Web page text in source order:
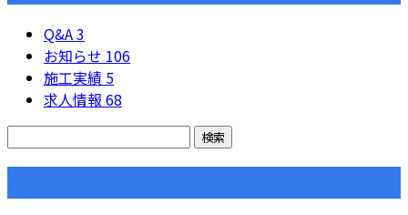
Q&A3
お知らせ 106
施工実績 5
求人情報 68